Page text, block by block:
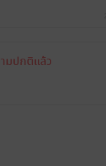
มปกติแล้ว